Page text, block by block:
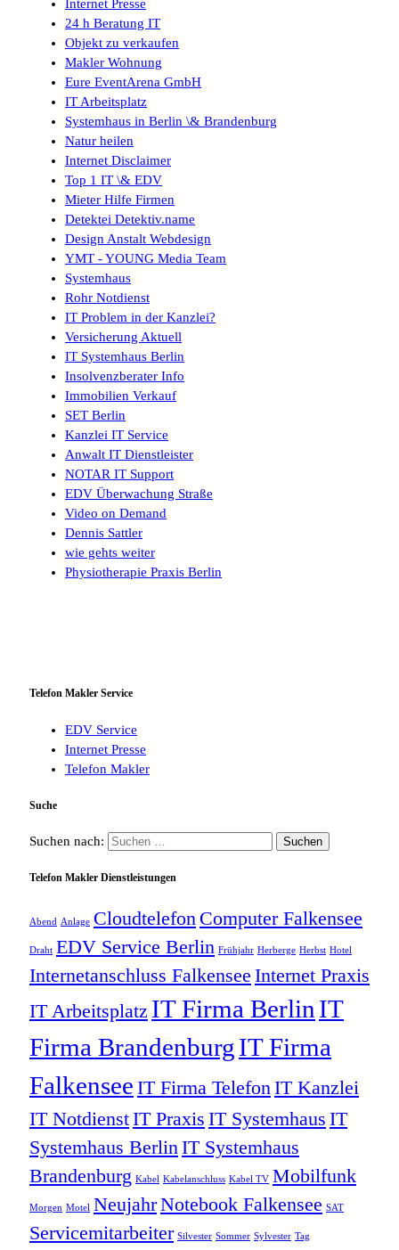
Internet Presse
24 h Beratung IT
Objekt zu verkaufen
Makler Wohnung
Eure EventArena GmbH
IT Arbeitsplatz
Systemhaus in Berlin \& Brandenburg
Natur heilen
Internet Disclaimer
Top 1 IT \& EDV
Mieter Hilfe Firmen
Detektei Detektiv.name
Design Anstalt Webdesign
YMT - YOUNG Media Team
Systemhaus
Rohr Notdienst
IT Problem in der Kanzlei?
Versicherung Aktuell
IT Systemhaus Berlin
Insolvenzberater Info
Immobilien Verkauf
SET Berlin
Kanzlei IT Service
Anwalt IT Dienstleister
NOTAR IT Support
EDV Überwachung Straße
Video on Demand
Dennis Sattler
wie gehts weiter
Physiotherapie Praxis Berlin
Telefon Makler Service
EDV Service
Internet Presse
Telefon Makler
Suche
Suchen nach:
Telefon Makler Dienstleistungen
Abend Anlage Cloudtelefon Computer Falkensee
Draht EDV Service Berlin Frühjahr Herberge Herbst Hotel
Internetanschluss Falkensee Internet Praxis
IT Arbeitsplatz IT Firma Berlin IT
Firma BrandenburgIT Firma
Falkensee IT Firma TelefonIT Kanzlei
IT NotdienstIT Praxis IT Systemhaus IT
Systemhaus BerlinIT Systemhaus
Brandenburg Kabel Kabelanschluss Kabel TV Mobilfunk
Morgen Motel NeujahrNotebook Falkensee SAT
Servicemitarbeiter Silvester Sommer Sylvester Tag